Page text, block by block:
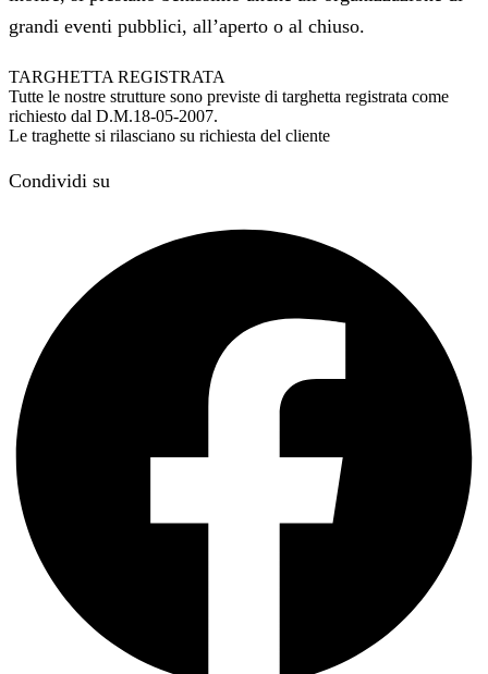
grandi eventi pubblici, all’aperto o al chiuso.
TARGHETTA REGISTRATA
Tutte le nostre strutture sono previste di targhetta registrata come
richiesto dal D.M.18-05-2007.
Le traghette si rilasciano su richiesta del cliente
Condividi su